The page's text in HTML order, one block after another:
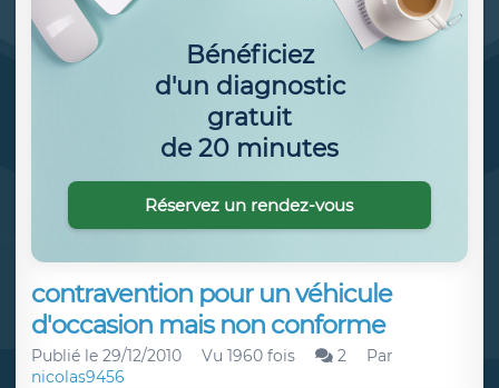
contravention pour un véhicule
d'occasion mais non conforme
Publié le 29/12/2010 Vu 1960 fois 2
Par
nicolas9456
Bénéficiez
d'un diagnostic
gratuit
de 20 minutes
Réservez un rendez-vous